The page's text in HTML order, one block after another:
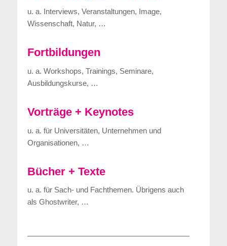
u. a. Interviews, Veranstaltungen, Image,
Wissenschaft, Natur, …
Fortbildungen
u. a. Workshops, Trainings, Seminare,
Ausbildungskurse, …
Vorträge + Keynotes
u. a. für Universitäten, Unternehmen und
Organisationen, …
Bücher + Texte
u. a. für Sach- und Fachthemen. Übrigens auch
als Ghostwriter, …